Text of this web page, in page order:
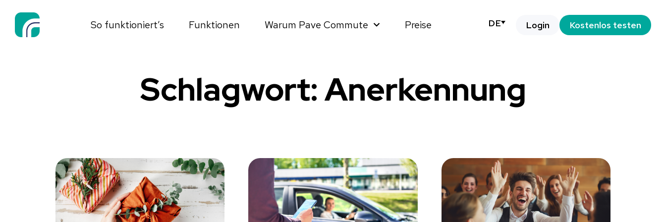
So funktioniert’s Funktionen Warum Pave Commute Preise DE Login Kostenlos testen
Schlagwort: Anerkennung